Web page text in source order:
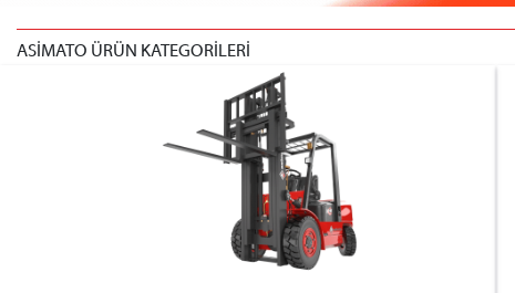
ASİMATO ÜRÜN KATEGORİLERİ